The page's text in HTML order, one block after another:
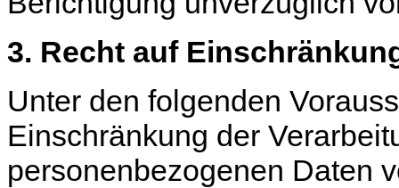
3. Recht auf
Unter den folgenden
Einschränkung der
personenbezogenen Daten